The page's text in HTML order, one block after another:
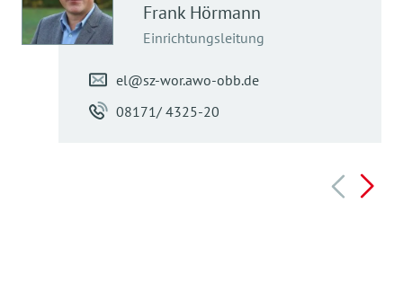
Frank Hörmann
Einrichtungsleitung
el@sz-wor.awo-obb.de
08171/ 4325-20